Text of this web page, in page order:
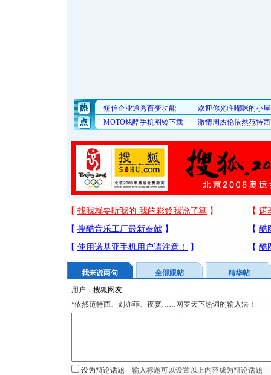
我来说两句 全部跟帖
精华帖
用户：
*依然范特西、刘亦菲、夜宴……网罗天下热词的输入法！
设为辩论话题